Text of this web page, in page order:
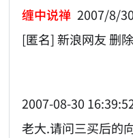
缠中说禅 2007/8/
[匿名] 新浪网友 删
2007-08-30
老大.请问三买后的